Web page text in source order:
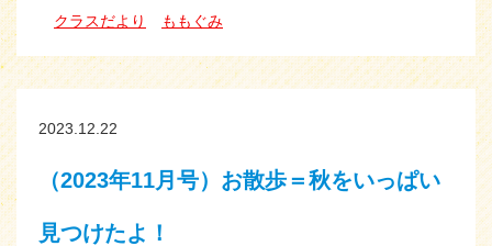
クラスだより ももぐみ
2023.12.22
（2023年11月号）お散歩＝秋をいっぱい
見つけたよ！